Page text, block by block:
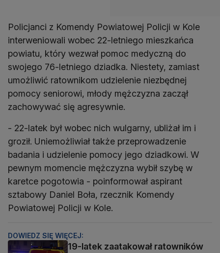
Policjanci z Komendy Powiatowej Policji w Kole
interweniowali wobec 22-letniego mieszkańca
powiatu, który wezwał pomoc medyczną do
swojego 76-letniego dziadka. Niestety, zamiast
umożliwić ratownikom udzielenie niezbędnej
pomocy seniorowi, młody mężczyzna zaczął
zachowywać się agresywnie.
- 22-latek był wobec nich wulgarny, ubliżał im i
groził. Uniemożliwiał także przeprowadzenie
badania i udzielenie pomocy jego dziadkowi. W
pewnym momencie mężczyzna wybił szybę w
karetce pogotowia - poinformował aspirant
sztabowy Daniel Boła, rzecznik Komendy
Powiatowej Policji w Kole.
DOWIEDZ SIĘ WIĘCEJ:
19-latek zaatakował ratowników